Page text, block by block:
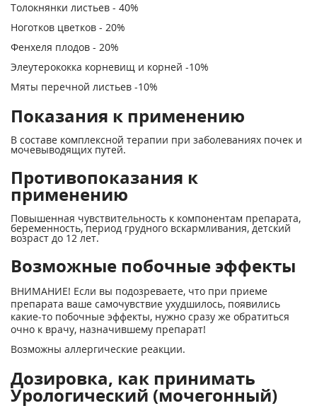
Толокнянки листьев - 40%
Ноготков цветков - 20%
Фенхеля плодов - 20%
Элеутерококка корневищ и корней -10%
Мяты перечной листьев -10%
Показания к применению
В составе комплексной терапии при заболеваниях почек и
мочевыводящих путей.
Противопоказания к
применению
Повышенная чувствительность к компонентам препарата,
беременность, период грудного вскармливания, детский
возраст до 12 лет.
Возможные побочные эффекты
ВНИМАНИЕ! Если вы подозреваете, что при приеме
препарата ваше самочувствие ухудшилось, появились
какие-то побочные эффекты, нужно сразу же обратиться
очно к врачу, назначившему препарат!
Возможны аллергические реакции.
Дозировка, как принимать
Урологический (мочегонный)